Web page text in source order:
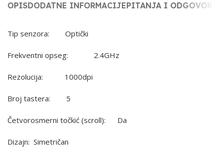
OPISDODATNE INFORMACIJEPITANJA I ODGOVORI
Tip senzora: Optički
Frekventni opseg: 2.4GHz
Rezolucija: 1000dpi
Broj tastera: 5
Četvorosmerni točkić (scroll): Da
Dizajn: Simetričan